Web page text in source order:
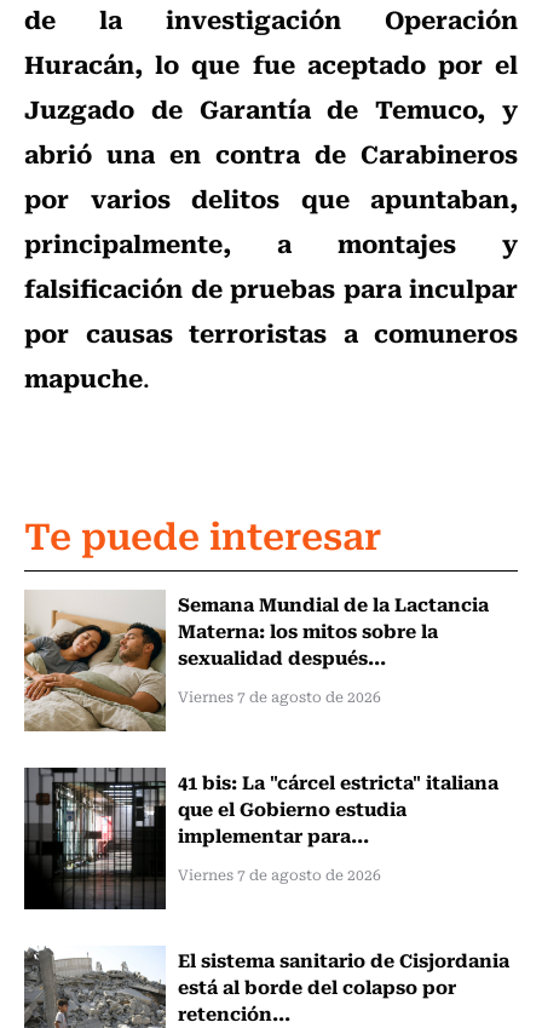
de la investigación Operación
Huracán, lo que fue aceptado por el
Juzgado de Garantía de Temuco, y
abrió una en contra de Carabineros
por varios delitos que apuntaban,
principalmente, a montajes y
falsificación de pruebas para inculpar
por causas terroristas a comuneros
mapuche.
Te puede interesar
Semana Mundial de la Lactancia
Materna: los mitos sobre la
sexualidad después...
Viernes 7 de agosto de 2026
41 bis: La "cárcel estricta" italiana
que el Gobierno estudia
implementar para...
Viernes 7 de agosto de 2026
El sistema sanitario de Cisjordania
está al borde del colapso por
retención...